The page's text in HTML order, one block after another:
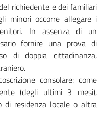
richiedente e dei familiari
minori occorre allegare i
In assenza di un
fornire una prova di
di doppia cittadinanza,
consolare: come
(degli ultimi 3 mesi),
residenza locale o altra